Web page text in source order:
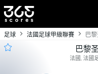
足球 法國足球甲級聯賽 巴
巴黎
法國, 法國